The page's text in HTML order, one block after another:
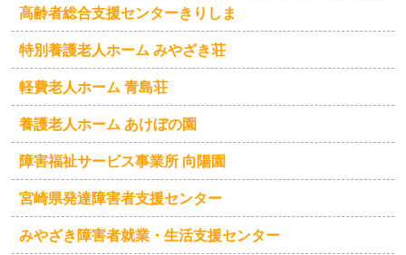
高齢者総合支援センターきりしま
特別養護老人ホーム みやざき荘
軽費老人ホーム 青島荘
養護老人ホーム あけぼの園
障害福祉サービス事業所 向陽園
宮崎県発達障害者支援センター
みやざき障害者就業・生活支援センター